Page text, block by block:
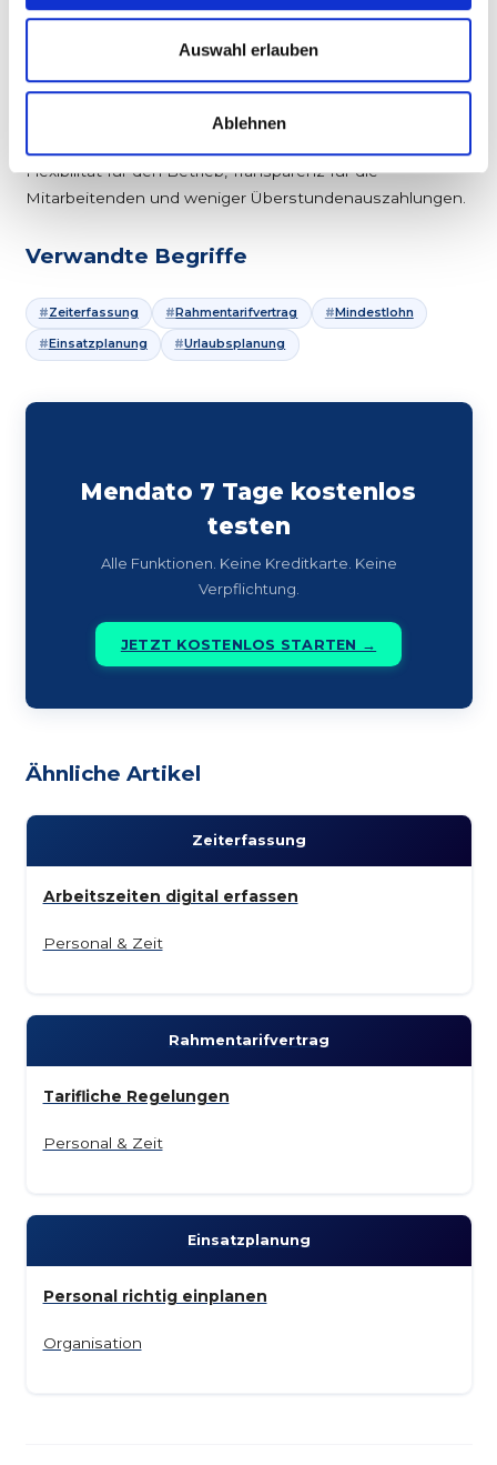
Auswahl erlauben
Ablehnen
Flexibilität
Flexibilität für den Betrieb, Transparenz für die
Mitarbeitenden und weniger Überstundenauszahlungen.
Verwandte Begriffe
Zeiterfassung Rahmentarifvertrag Mindestlohn
Einsatzplanung Urlaubsplanung
Mendato 7 Tage kostenlos
testen
Alle Funktionen. Keine Kreditkarte. Keine
Verpflichtung.
JETZT KOSTENLOS STARTEN →
Ähnliche Artikel
Zeit­erfassung
Arbeitszeiten digital erfassen
Personal & Zeit
Rahmen­tarifvertrag
Tarifliche Regelungen
Personal & Zeit
Einsatz­planung
Personal richtig einplanen
Organisation